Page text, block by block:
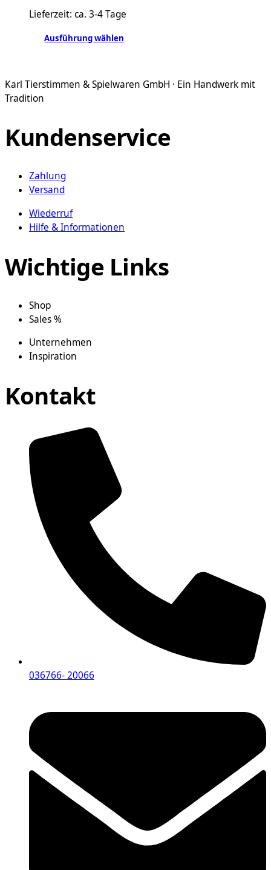
auf
Lieferzeit: ca. 3-4 Tage
Ausführung wählen
weist
mehrere
Die
Optionen
auf
der
gewählt
werden
Karl Tierstimmen & Spielwaren GmbH · Ein Handwerk mit
Tradition
Kundenservice
Zahlung
Versand
Wiederruf
Hilfe & Informationen
Wichtige Links
Shop
Sales %
Unternehmen
Inspiration
Kontakt
036766- 20066